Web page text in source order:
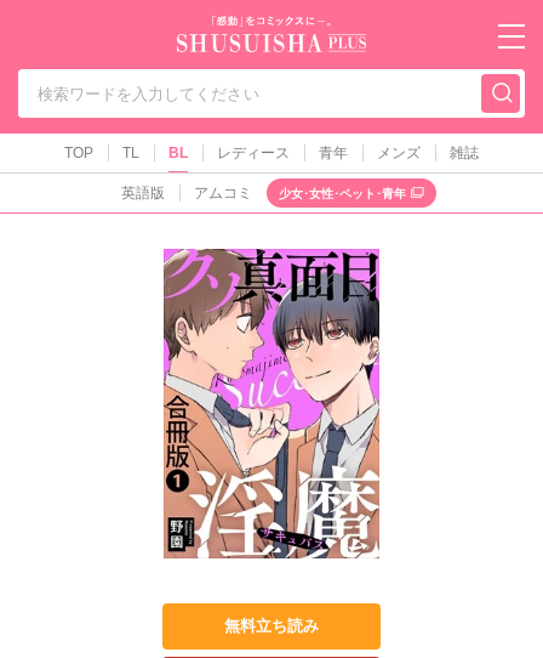
秋水社PLUS（テ
TOP TL BL レディース 青年 メンズ 雑誌
英語版 アムコミ 少女･女性･ペット･青年
無料立ち読み